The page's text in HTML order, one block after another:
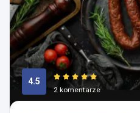
4.5
2 komentarze